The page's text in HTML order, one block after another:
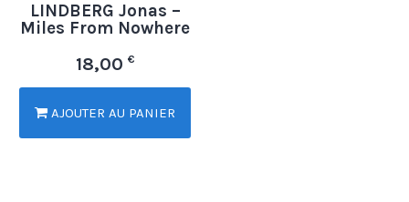
LINDBERG Jonas –
Miles From Nowhere
18,00 €
AJOUTER AU PANIER